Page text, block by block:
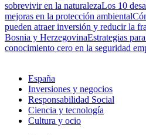
sobrevivir en la naturalezaLos 10
mejoras en la protección ambiental
pueden atraer inversión y reducir la
Bosnia y HerzegovinaEstrategias
conocimiento cero en la seguridad
España
Inversiones y negocios
Responsabilidad Social
Ciencia y tecnología
Cultura y ocio